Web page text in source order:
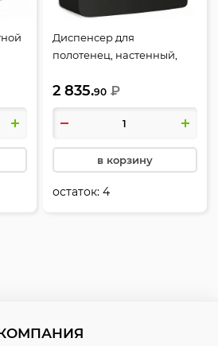
Диспенсер для
полотенец, настенный,
GRASS, IT-0640
2 835.90 ₽
в корзину
остаток:4